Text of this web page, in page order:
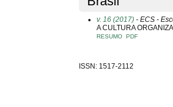
v. 16 (2017) - ECS -
A CULTURA
RESUMO PDF
ISSN: 1517-2112